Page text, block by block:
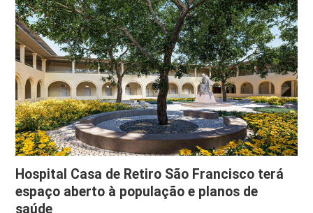
Hospital Casa de Retiro São Francisco terá
espaço aberto à população e planos de
saúde